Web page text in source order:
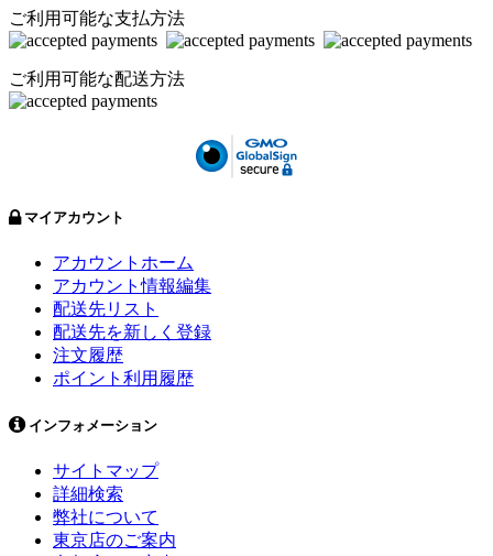
ご利用可能な支払方法
ご利用可能な配送方法
マイアカウント
アカウントホーム
アカウント情報編集
配送先リスト
配送先を新しく登録
注文履歴
ポイント利用履歴
インフォメーション
サイトマップ
詳細検索
弊社について
東京店のご案内